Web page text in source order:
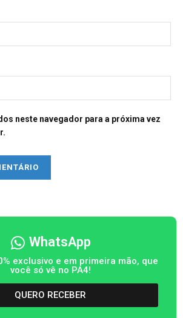
neste navegador para a próxima vez
WhatsApp
exclusivo e em primeira mão, que
você só vê no PA4!
QUERO RECEBER